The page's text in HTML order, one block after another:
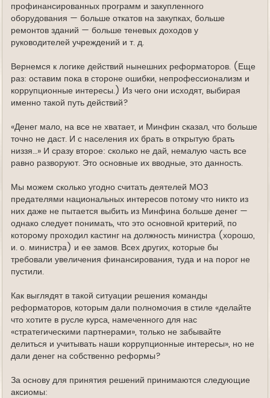
профинансированных программ и закупленного
оборудования — больше откатов на закупках, больше
ремонтов зданий — больше теневых доходов у
руководителей учреждений и т. д.
Вернемся к логике действий нынешних реформаторов. (Еще
раз: оставим пока в стороне ошибки, непрофессионализм и
коррупционные интересы.) Из чего они исходят, выбирая
именно такой путь действий?
«Денег мало, на все не хватает, и Минфин сказал, что больше
точно не даст. И с населения их брать в открытую брать
низзя…» И сразу второе: сколько не дай, немалую часть все
равно разворуют. Это основные их вводные, это данность.
Мы можем сколько угодно считать деятелей МОЗ
предателями национальных интересов потому что никто из
них даже не пытается выбить из Минфина больше денег —
однако следует понимать, что это основной критерий, по
которому проходил кастинг на должность министра (хорошо,
и. о. министра) и ее замов. Всех других, которые бы
требовали увеличения финансирования, туда и на порог не
пустили.
Как выглядят в такой ситуации решения команды
реформаторов, которым дали полномочия в стиле «делайте
что хотите в русле курса, намеченного для нас
«стратегическими партнерами», только не забывайте
делиться и учитывать наши коррупционные интересы», но не
дали денег на собственно реформы?
За основу для принятия решений принимаются следующие
аксиомы: